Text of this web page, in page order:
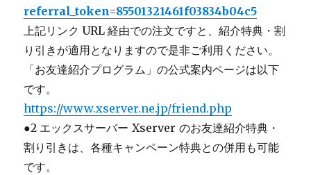
referral_token=85501321461f03834b04c5
上記リンク URL 経由での注文ですと、紹介特典・割
り引きが適用となりますので是非ご利用ください。
「お友達紹介プログラム」の公式案内ページは以下
です。
https://www.xserver.ne.jp/friend.php
●2 エックスサーバー Xserver のお友達紹介特典・
割り引きは、各種キャンペーン特典との併用も可能
です。